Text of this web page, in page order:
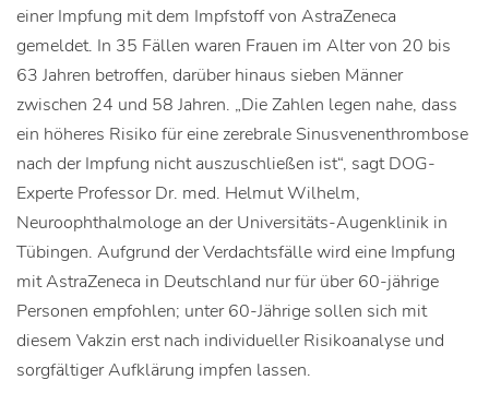
einer Impfung mit dem Impfstoff von AstraZeneca
gemeldet. In 35 Fällen waren Frauen im Alter von 20 bis
63 Jahren betroffen, darüber hinaus sieben Männer
zwischen 24 und 58 Jahren. „Die Zahlen legen nahe, dass
ein höheres Risiko für eine zerebrale Sinusvenenthrombose
nach der Impfung nicht auszuschließen ist“, sagt DOG-
Experte Professor Dr. med. Helmut Wilhelm,
Neuroophthalmologe an der Universitäts-Augenklinik in
Tübingen. Aufgrund der Verdachtsfälle wird eine Impfung
mit AstraZeneca in Deutschland nur für über 60-jährige
Personen empfohlen; unter 60-Jährige sollen sich mit
diesem Vakzin erst nach individueller Risikoanalyse und
sorgfältiger Aufklärung impfen lassen.